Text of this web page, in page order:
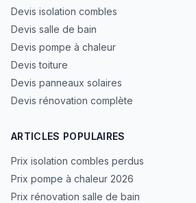
Devis isolation combles
Devis salle de bain
Devis pompe à chaleur
Devis toiture
Devis panneaux solaires
Devis rénovation complète
ARTICLES POPULAIRES
Prix isolation combles perdus
Prix pompe à chaleur 2026
Prix rénovation salle de bain